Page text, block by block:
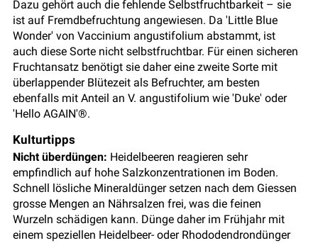
Dazu gehört auch die fehlende Selbstfruchtbarkeit – sie
ist auf Fremdbefruchtung angewiesen. Da 'Little Blue
Wonder' von Vaccinium angustifolium abstammt, ist
auch diese Sorte nicht selbstfruchtbar. Für einen sicheren
Fruchtansatz benötigt sie daher eine zweite Sorte mit
überlappender Blütezeit als Befruchter, am besten
ebenfalls mit Anteil an V. angustifolium wie 'Duke' oder
'Hello AGAIN'®.
Kulturtipps
Nicht überdüngen: Heidelbeeren reagieren sehr
empfindlich auf hohe Salzkonzentrationen im Boden.
Schnell lösliche Mineraldünger setzen nach dem Giessen
grosse Mengen an Nährsalzen frei, was die feinen
Wurzeln schädigen kann. Dünge daher im Frühjahr mit
einem speziellen Heidelbeer- oder Rhododendrondünger